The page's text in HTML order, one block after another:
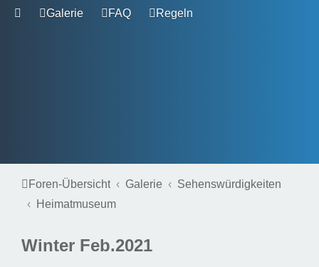
Galerie FAQ Regeln
Foren-Übersicht Galerie
Sehenswürdigkeiten
Heimatmuseum
Winter Feb.2021